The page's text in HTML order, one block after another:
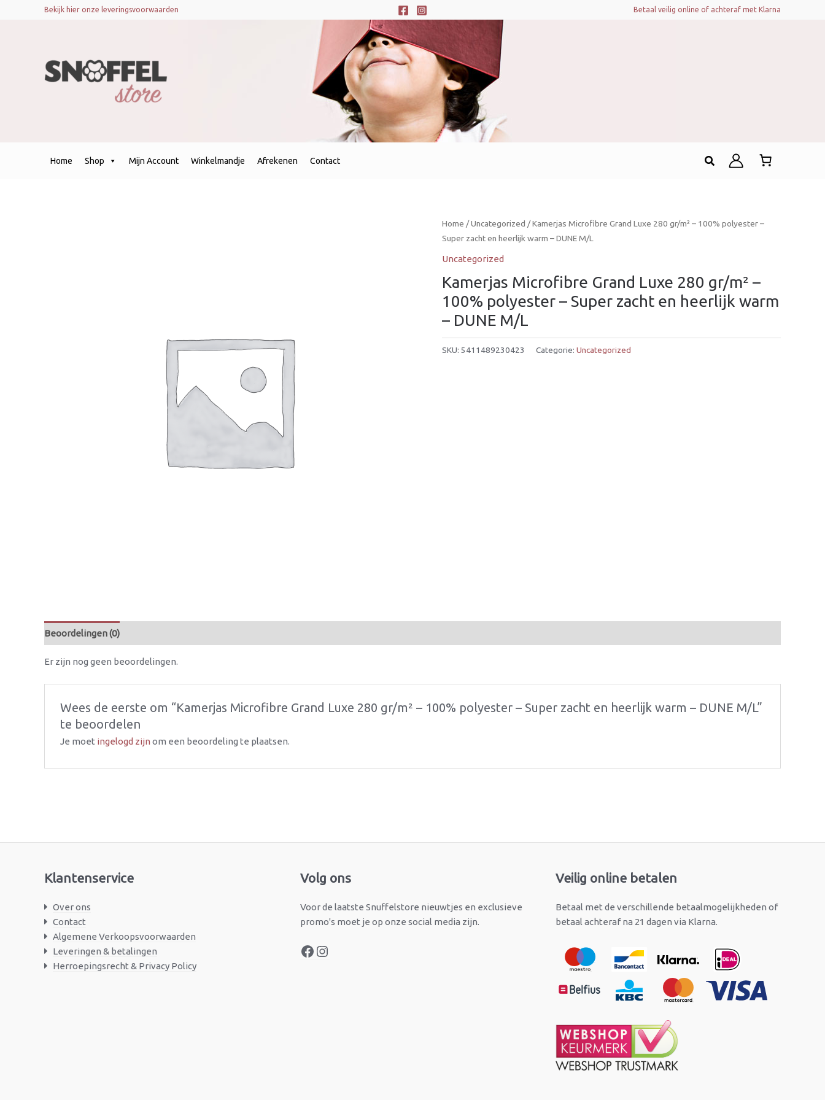
Bekijk hier onze leveringsvoorwaarden Betaal veilig online of achteraf met Klarna
Home Shop Mijn Account Winkelmandje Afrekenen Contact Zoeken
Home /Uncategorized / Kamerjas Microfibre Grand Luxe 280 gr/m² – 100% polyester –
Super zacht en heerlijk warm – DUNE M/L
Uncategorized
Kamerjas Microfibre Grand Luxe 280 gr/m² –
100% polyester – Super zacht en heerlijk warm
– DUNE M/L
SKU: 5411489230423 Categorie: Uncategorized
Beoordelingen (0)
Er zijn nog geen beoordelingen.
Wees de eerste om “Kamerjas Microfibre Grand Luxe 280 gr/m² – 100% polyester – Super zacht en heerlijk warm – DUNE M/L”
te beoordelen
Je moet ingelogd zijn om een beoordeling te plaatsen.
Klantenservice
Over ons
Contact
Algemene Verkoopsvoorwaarden
Leveringen & betalingen
Herroepingsrecht & Privacy Policy
Volg ons
Voor de laatste Snuffelstore nieuwtjes en exclusieve
promo's moet je op onze social media zijn.
Facebook
Instagram Veilig online betalen
Betaal met de verschillende betaalmogelijkheden of
betaal achteraf na 21 dagen via Klarna.